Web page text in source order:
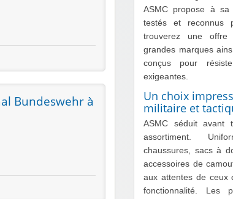
Bundeswehr à
ASMC propose à sa
testés et reconnus
trouverez une
grandes marques
conçus pour
exigeantes.
Un choix
militaire et
ASMC séduit avant
assortiment.
chaussures, sacs à
accessoires de
aux attentes de ceux
fonctionnalité. Les